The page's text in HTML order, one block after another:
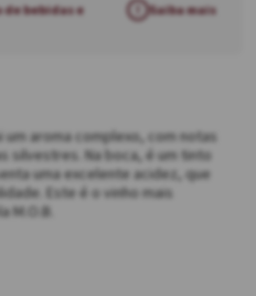
bebidas e
Saiba mais
aroma complexo, com notas
silvestres. Na boca, é um tinto
uma excelente acidez, que
Este é o vinho mais
M.O.B.